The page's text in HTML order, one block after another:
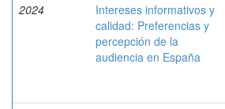
2024
Intereses informativos y
calidad: Preferencias y
percepción de la
audiencia en España